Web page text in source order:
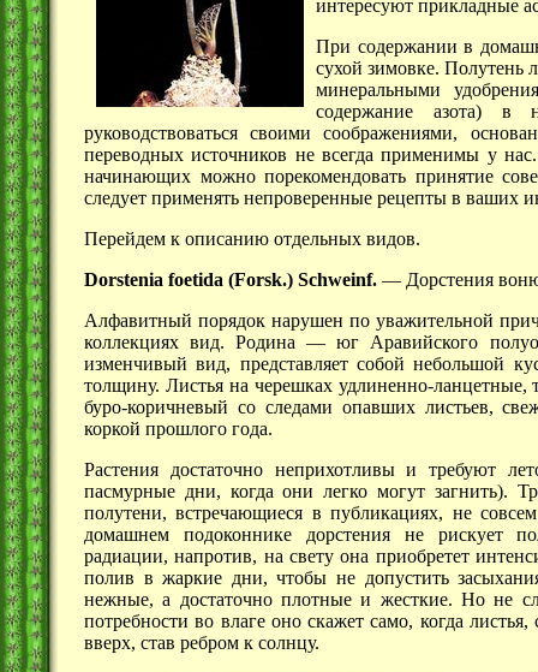
интересуют прикладные
При содержании в
сухой зимовке. Полутень
минеральными
содержание азота) в
руководствоваться своими соображениями,
переводных источников не всегда применимы у
начинающих можно порекомендовать принятие
следует применять непроверенные рецепты в ваших
Перейдем к описанию отдельных видов.
Dorstenia foetida (Forsk.) Schweinf. — Дорстения
Алфавитный порядок нарушен по уважительной
коллекциях вид.Родина — юг Аравийского
изменчивый вид, представляет собой небольшой
толщину. Листья на черешках удлиненно-ланцетные,
буро-коричневый со следами опавших листьев,
коркой прошлого года.
Растения достаточно неприхотливы и требуют
пасмурные дни, когда они легко могут загнить).
полутени, встречающиеся в публикациях, не
домашнем подоконнике дорстения не рискует
радиации, напротив, на свету она приобретет
полив в жаркие дни, чтобы не допустить
нежные, а достаточно плотные и жесткие. Но не
потребности во влаге оно скажет само, когда
вверх, став ребром к солнцу.